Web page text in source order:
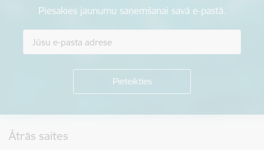
Piesakies jaunumu saņemšanai savā e-pastā.
Ātrās saites